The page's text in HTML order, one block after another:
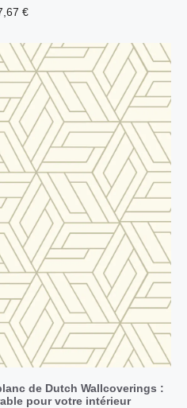
€
de Dutch Wallcoverings :
pour votre intérieur